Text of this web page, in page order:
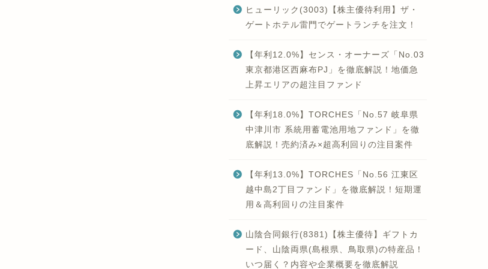
ヒューリック(3003)【株主優待利用】ザ・
ゲートホテル雷門でゲートランチを注文！
【年利12.0%】センス・オーナーズ「No.03
東京都港区西麻布PJ」を徹底解説！地価急
上昇エリアの超注目ファンド
【年利18.0%】TORCHES「No.57 岐阜県
中津川市 系統用蓄電池用地ファンド」を徹
底解説！売約済み×超高利回りの注目案件
【年利13.0%】TORCHES「No.56 江東区
越中島2丁目ファンド」を徹底解説！短期運
用＆高利回りの注目案件
山陰合同銀行(8381)【株主優待】ギフトカ
ード、山陰両県(島根県、鳥取県)の特産品！
いつ届く？内容や企業概要を徹底解説